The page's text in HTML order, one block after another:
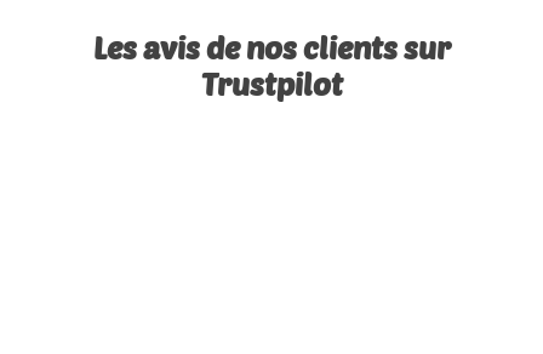
Les avis de nos clients sur
Trustpilot